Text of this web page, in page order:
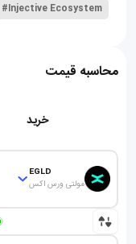
#Injective Ecosystem
محاسبه قیمت
خرید
EGLD
مولتی ورس اکس